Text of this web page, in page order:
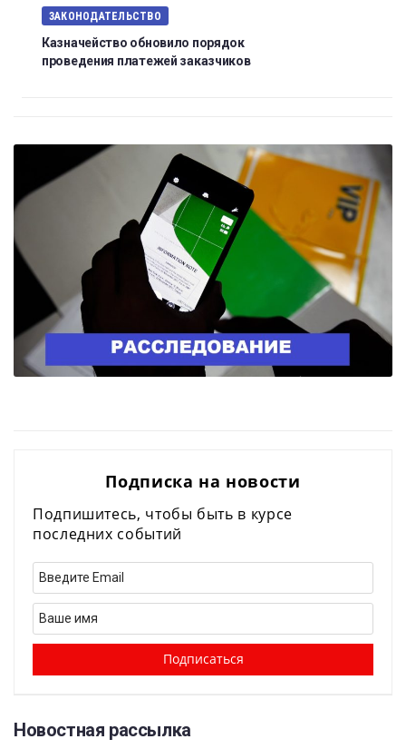
ЗАКОНОДАТЕЛЬСТВО
Казначейство обновило порядок
проведения платежей заказчиков
Подписка на новости
Подпишитесь, чтобы быть в курсе
последних событий
Новостная рассылка​